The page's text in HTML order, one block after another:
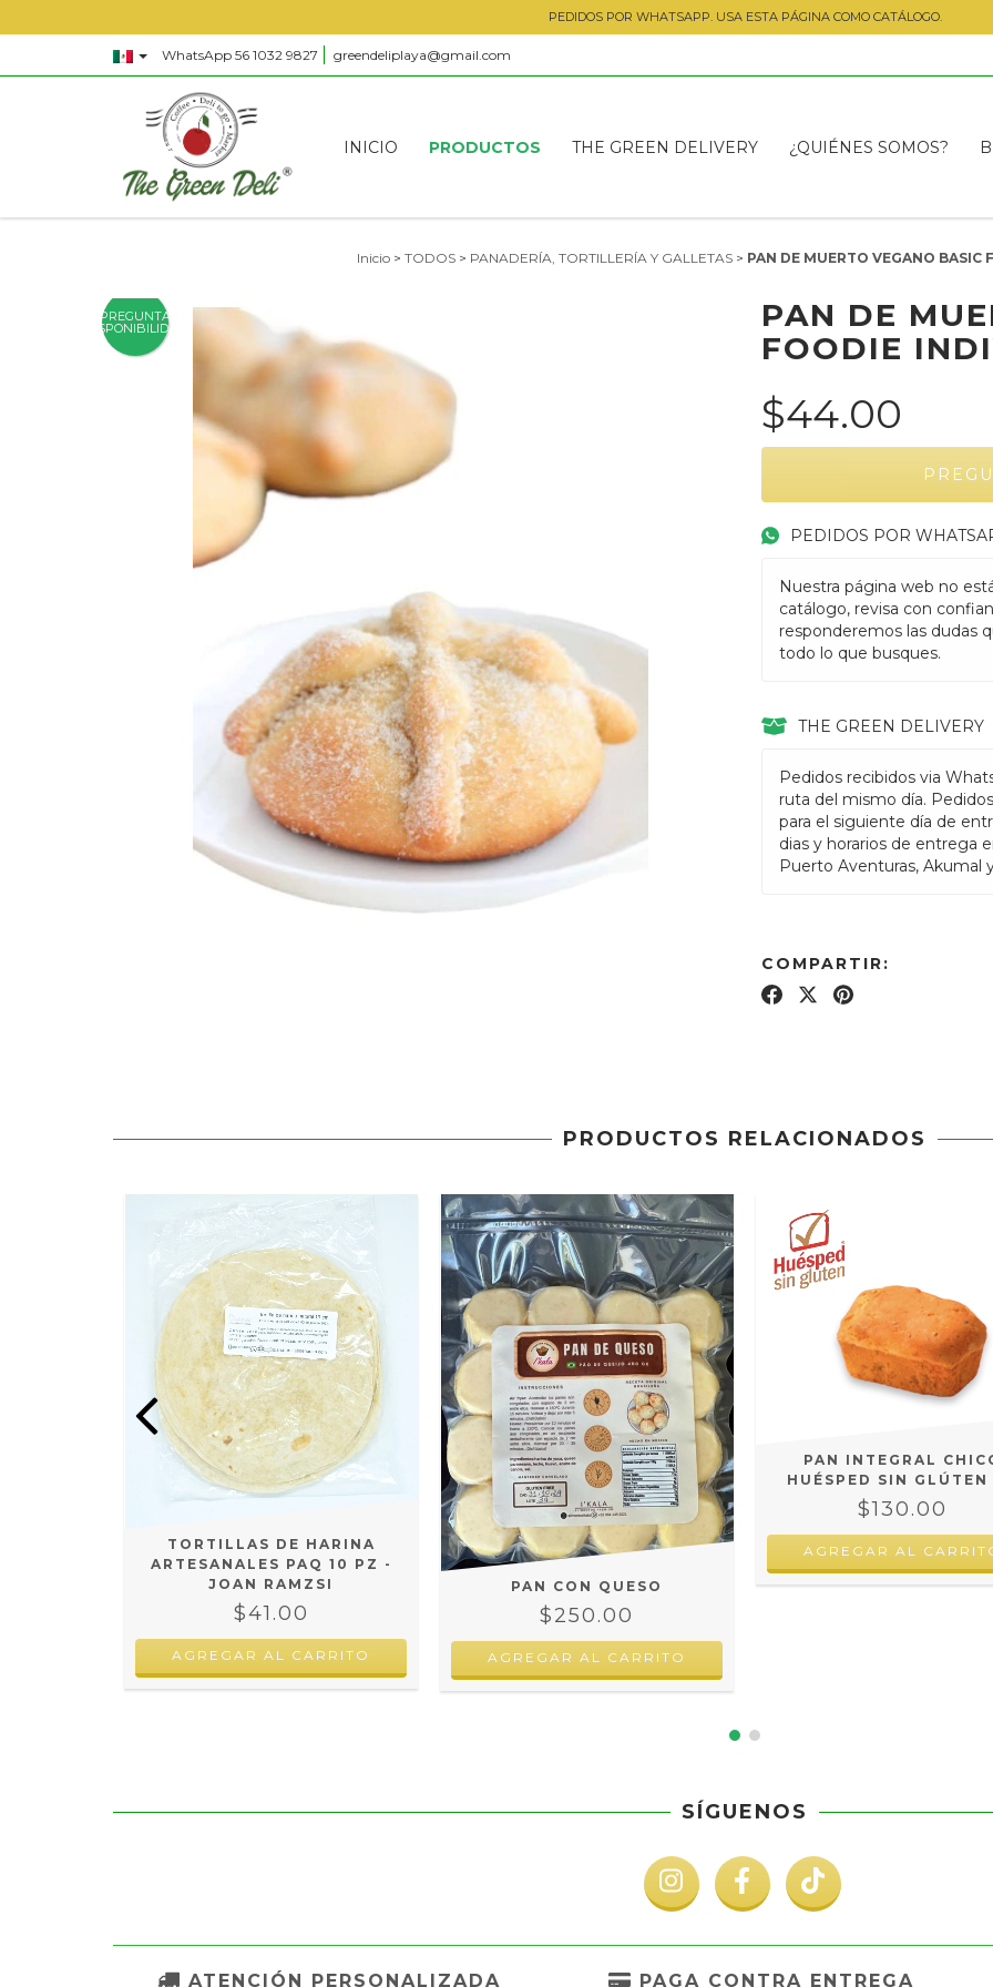
PEDIDOS POR WHATSAPP. USA ESTA PÁGINA COMO CATÁLOGO.
WhatsApp 56 1032 9827 greendeliplaya@gmail.com
INICIO PRODUCTOS THE GREEN DELIVERY ¿QUIÉNES SOMOS?
Inicio > TODOS > PANADERÍA, TORTILLERÍA Y GALLETAS > PAN DE MUERTO VEGANO BASIC
PREGUNTA
DISPONIBILIDAD
PAN DE
FOODIE
$44.00
PEDIDOS POR
Nuestra página web no
catálogo, revisa con
responderemos las dudas
todo lo que busques.
THE GREEN DELIVERY
Pedidos recibidos via
ruta del mismo día.
para el siguiente día de
dias y horarios de entrega
Puerto Aventuras, Akumal
COMPARTIR:
PRODUCTOS RELACIONADOS
TORTILLAS DE HARINA
ARTESANALES PAQ 10 PZ -
JOAN RAMZSI
$41.00
AGREGAR AL CARRITO
PAN CON QUESO
$250.00
PAN INTEGRAL
HUÉSPED SIN GLÚTEN
$130.00
SÍGUENOS
ATENCIÓN PERSONALIZADA PAGA CONTRA ENTREGA